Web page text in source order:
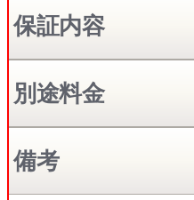
保証内容
別途料金
備考